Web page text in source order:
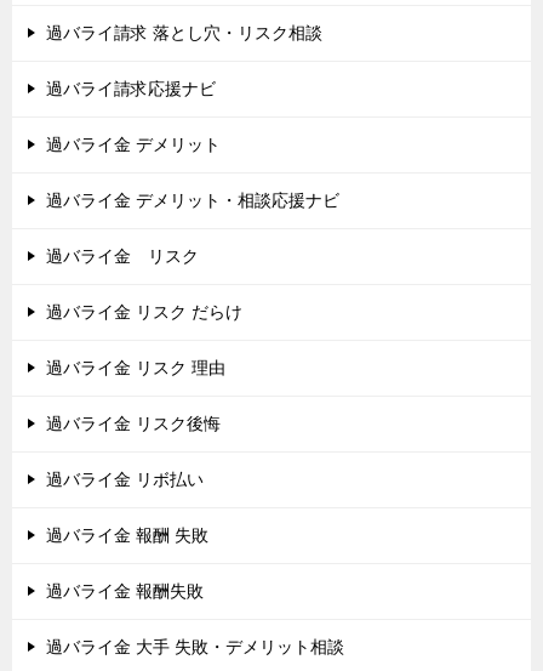
過バライ請求 落とし穴・リスク相談
過バライ請求応援ナビ
過バライ金 デメリット
過バライ金 デメリット・相談応援ナビ
過バライ金 リスク
過バライ金 リスク だらけ
過バライ金 リスク 理由
過バライ金 リスク後悔
過バライ金 リボ払い
過バライ金 報酬 失敗
過バライ金 報酬失敗
過バライ金 大手 失敗・デメリット相談